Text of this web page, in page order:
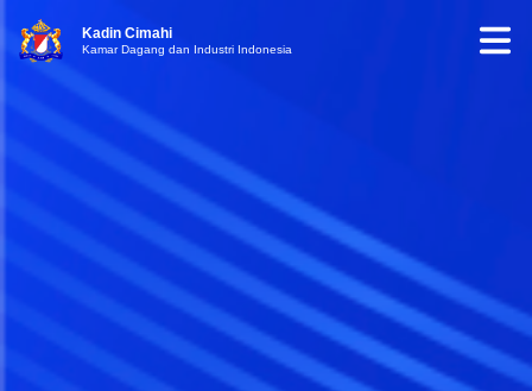
Kadin Cimahi
Kamar Dagang dan Industri Indonesia